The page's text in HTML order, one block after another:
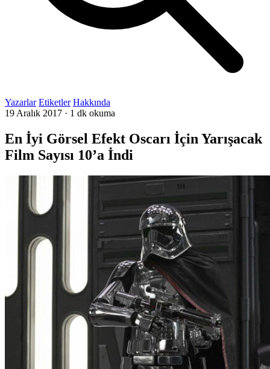
Yazarlar Etiketler Hakkında
19 Aralık 2017 · 1 dk okuma
En İyi Görsel Efekt Oscarı İçin Yarışacak
Film Sayısı 10’a İndi